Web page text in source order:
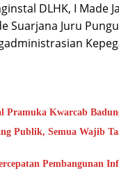
DLHK, I Made
Suarjana Juru
Pramuka Kwarcab
Publik, Semua Wajib
Pembangunan